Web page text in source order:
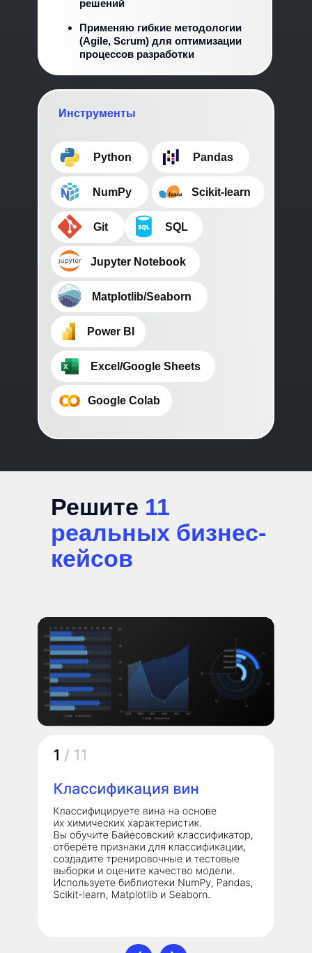
решений
Применяю гибкие методологии
(Agile, Scrum) для оптимизации
процессов разработки
Инструменты
⠀⠀⠀Excel/Google Sheets
⠀⠀⠀Python ⠀⠀⠀Pandas
⠀⠀⠀NumPy ⠀⠀⠀Scikit-learn
⠀⠀⠀Google Colab
⠀⠀⠀SQL
⠀⠀⠀Jupyter Notebook
⠀⠀⠀Matplotlib/Seaborn
⠀⠀⠀Git
⠀⠀⠀Power BI
и добавите их в портфолио
Решите 11
реальных бизнес-
кейсов